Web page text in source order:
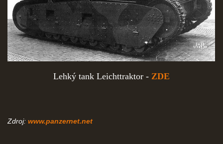
Lehký tank Leichttraktor - ZDE
Zdroj: www.panzernet.net